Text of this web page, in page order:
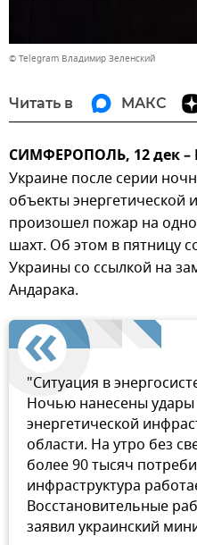
© Telegram Владимир Зеленский
Читать в МАКС
СИМФЕРОПОЛЬ, 12 дек
Украине после серии
объекты энергетической
произошел пожар на
шахт. Об этом в пятницу
Украины со ссылкой на
Андарака.
"Ситуация в
Ночью нанесены
энергетической
области. На утро без
более 90 тысяч
инфраструктура
Восстановительные
заявил украинский